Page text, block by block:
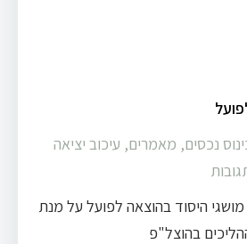
נכסים, מאמרים, עיכוב יציאה
היסוד בהוצאה לפועל על מנת
בהוצל"פ